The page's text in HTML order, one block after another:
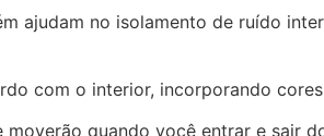
ajudam no isolamento de ruído
com o interior, incorporando
quando você entrar e sair